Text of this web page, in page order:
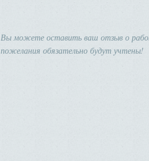
Вы можете оставить ваш отзыв о
пожелания обязательно будут учтены!